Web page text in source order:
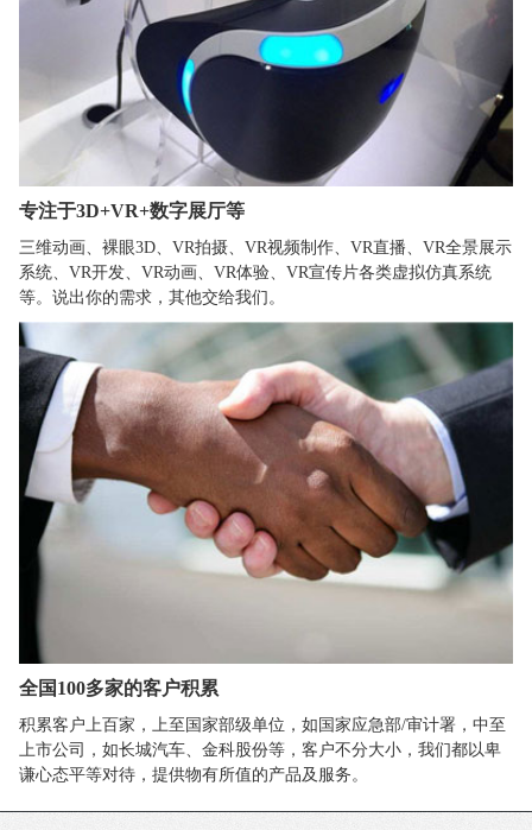
专注于3D+VR+数字展厅等
三维动画、裸眼3D、VR拍摄、VR视频制作、VR直播、VR全景展示
系统、VR开发、VR动画、VR体验、VR宣传片各类虚拟仿真系统
等。说出你的需求，其他交给我们。
全国100多家的客户积累
积累客户上百家，上至国家部级单位，如国家应急部/审计署，中至
上市公司，如长城汽车、金科股份等，客户不分大小，我们都以卑
谦心态平等对待，提供物有所值的产品及服务。